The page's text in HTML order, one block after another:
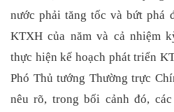
nước phải tăng tốc và bứt phá
KTXH của năm và cả nhiệm
thực hiện kế hoạch phát triển
Phó Thủ tướng Thường trực
nêu rõ, trong bối cảnh đó,